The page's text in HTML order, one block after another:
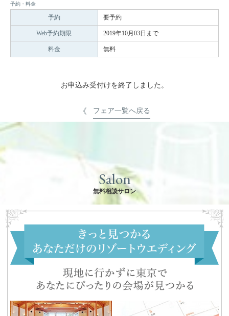
予約・料金
予約 要予約
Web予約期限 2019年10月03日まで
料金 無料
お申込み受付けを終了しました。
フェア一覧へ戻る
Salon
無料相談サロン